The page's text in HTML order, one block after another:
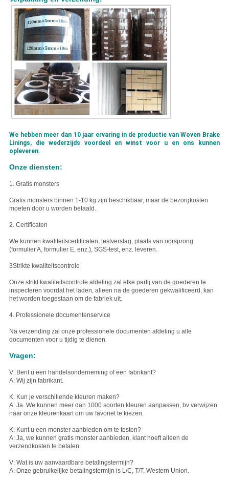
We hebben meer dan 10 jaar ervaring in de productie van Woven Brake
Linings, die wederzijds voordeel en winst voor u en ons kunnen
opleveren.
Onze diensten:
1. Gratis monsters
Gratis monsters binnen 1-10 kg zijn beschikbaar, maar de bezorgkosten
moeten door u worden betaald.
2. Certificaten
We kunnen kwaliteitscertificaten, testverslag, plaats van oorsprong
(formulier A, formulier E, enz.), SGS-test, enz. leveren.
3Strikte kwaliteitscontrole
Onze strikt kwaliteitscontrole afdeling zal elke partij van de goederen te
inspecteren voordat het laden, alleen na de goederen gekwalificeerd, kan
het worden toegestaan om de fabriek uit.
4. Professionele documentenservice
Na verzending zal onze professionele documenten afdeling u alle
documenten voor u tijdig te dienen.
Vragen:
V: Bent u een handelsonderneming of een fabrikant?
A: Wij zijn fabrikant.
K: Kun je verschillende kleuren maken?
A: Ja. We kunnen meer dan 1000 soorten kleuren aanpassen, bv verwijzen
naar onze kleurenkaart om uw favoriet te kiezen.
K: Kunt u een monster aanbieden om te testen?
A: Ja, we kunnen gratis monster aanbieden, klant hoeft alleen de
verzendkosten te betalen.
V: Wat is uw aanvaardbare betalingstermijn?
A: Onze gebruikelijke betalingstermijn is L/C, T/T, Western Union.